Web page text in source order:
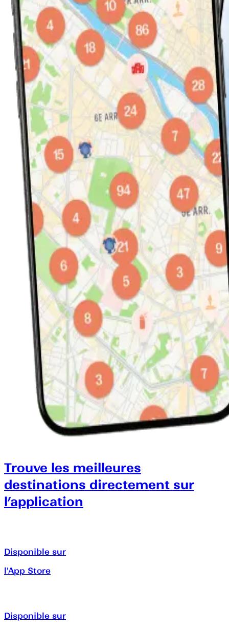
Trouve les meilleures
destinations directement sur
l’application
Disponible sur
l'App Store
Disponible sur